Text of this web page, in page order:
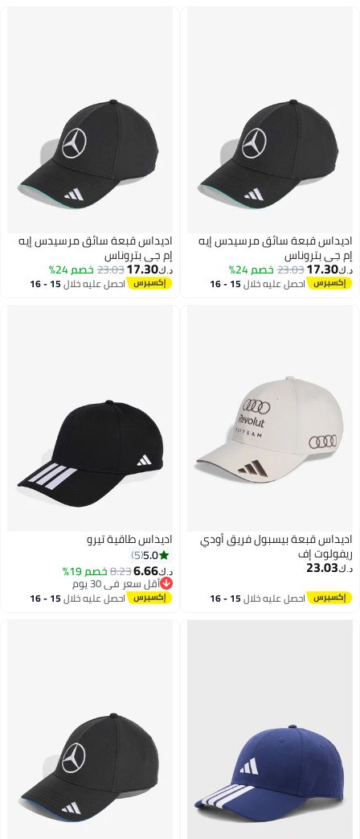
قبعة سائق مرسيدس إيه
23.03 خصم 24%
احصل عليه خلال 15 - 16
اديداس قبعة سائق مرسيدس إيه
إم جي بتروناس
17.30
23.03 خصم 24%
احصل عليه خلال 15 - 16
قبعة بيسبول فريق أودي
إف
احصل عليه خلال 15 - 16
اديداس طاقية تيرو
6.66
8.23خصم 19%
أقل سعر في 30 يوم
أقل سعر في 30 يوماحصل عليه خلال 15 - 16